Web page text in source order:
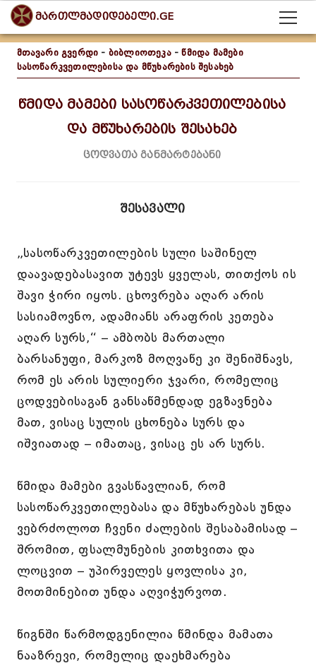
მართლმადიდებელი.GE
მთავარი გვერდი - ბიბლიოთეკა-წმიდა მამები
სასოწარკვეთილებისა და მწუხარების შესახებ
წმიდა მამები სასოწარკვეთილებისა
და მწუხარების შესახებ
ცოდვათა განმარტებანი
შესავალი
„სასოწარკვეთილების სული საშინელ
დაავადებასავით უტევს ყველას, თითქოს ის
შავი ჭირი იყოს. ცხოვრება აღარ არის
სასიამოვნო, ადამიანს არაფრის კეთება
აღარ სურს,“ – ამბობს მართალი
ბარსანუფი, მარკოზ მოღვაწე კი შენიშნავს,
რომ ეს არის სულიერი ჯვარი, რომელიც
ცოდვებისაგან განსაწმენდად ეგზავნება
მათ, ვისაც სულის ცხონება სურს და
იშვიათად – იმათაც, ვისაც ეს არ სურს.
წმიდა მამები გვასწავლიან, რომ
სასოწარკვეთილებასა და მწუხარებას უნდა
ვებრძოლოთ ჩვენი ძალების შესაბამისად –
შრომით, ფსალმუნების კითხვითა და
ლოცვით – უპირველეს ყოვლისა კი,
მოთმინებით უნდა აღვიჭურვოთ.
წიგნში წარმოდგენილია წმინდა მამათა
ნააზრევი, რომელიც დაეხმარება